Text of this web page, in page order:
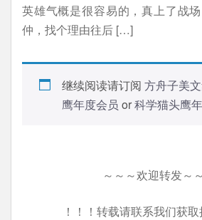
英雄气概是很容易的，真上了战
仲，找个理由往后 […]
继续阅读请订阅 方舟子美
鹰年度会员 or科学猫头鹰
～～～欢迎转发～
！！！转载请联系我们获取